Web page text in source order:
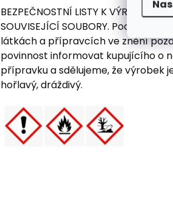
BEZPEČNOSTNÍ LISTY K VÝROBKU SE
SOUVISEJÍCÍ SOUBORY. Podle
látkách a přípravcích ve znění
povinnost informovat kupujícího o
přípravku a sdělujeme, že výrobek
hořlavý, dráždivý.